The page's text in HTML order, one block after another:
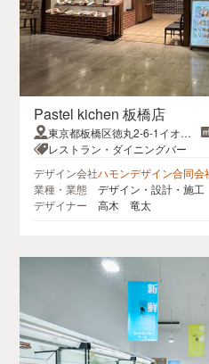
Pastel kichen 板橋店
東京都板橋区徳丸2-6-1イオン
板橋ショッピングセンター5F
レストラン・ダイニングバー
デザイン会社ハモンデザイン合同会
業種・業態
デザイン・設計・施工
デザイナー
高木 竜太